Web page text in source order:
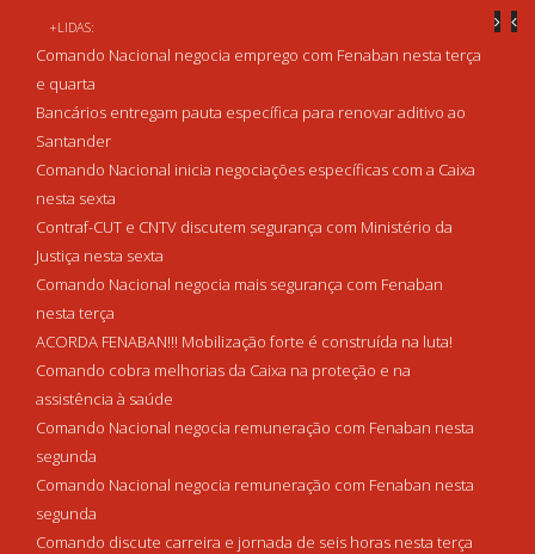
+LIDAS:
Comando Nacional negocia emprego com Fenaban nesta terça
e quarta
Bancários entregam pauta específica para renovar aditivo ao
Santander
Comando Nacional inicia negociações específicas com a Caixa
nesta sexta
Contraf-CUT e CNTV discutem segurança com Ministério da
Justiça nesta sexta
Comando Nacional negocia mais segurança com Fenaban
nesta terça
ACORDA FENABAN!!! Mobilização forte é construída na luta!
Comando cobra melhorias da Caixa na proteção e na
assistência à saúde
Comando Nacional negocia remuneração com Fenaban nesta
segunda
Comando Nacional negocia remuneração com Fenaban nesta
segunda
Comando discute carreira e jornada de seis horas nesta terça